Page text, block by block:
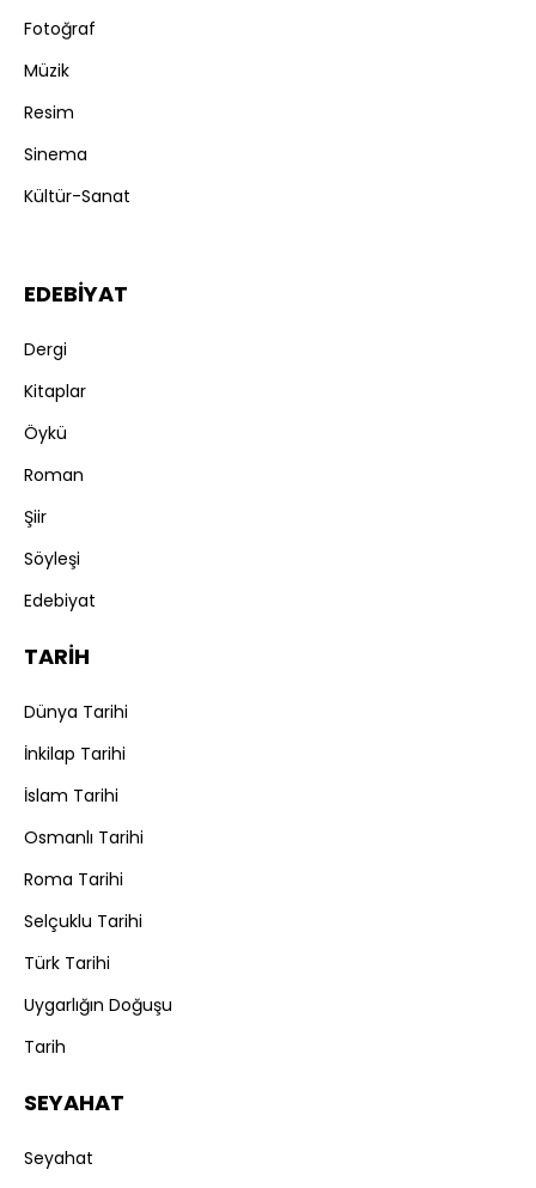
Fotoğraf
Müzik
Resim
Sinema
Kültür-Sanat
EDEBİYAT
Dergi
Kitaplar
Öykü
Roman
Şiir
Söyleşi
Edebiyat
TARİH
Dünya Tarihi
İnkilap Tarihi
İslam Tarihi
Osmanlı Tarihi
Roma Tarihi
Selçuklu Tarihi
Türk Tarihi
Uygarlığın Doğuşu
Tarih
SEYAHAT
Seyahat